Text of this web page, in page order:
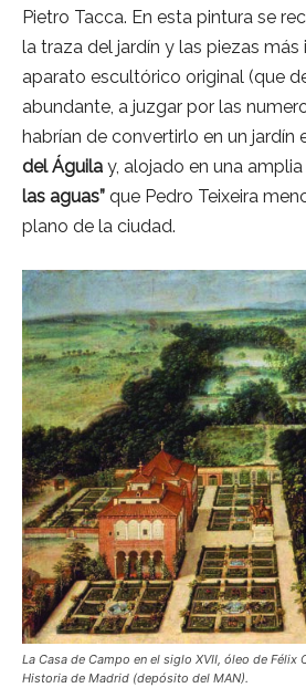
Pietro Tacca. En esta pintura se
la traza del jardín y las piezas
aparato escultórico original (que
abundante, a juzgar por las
habrían de convertirlo en un jardín
del Águila y, alojado en una
las aguas” que Pedro Teixeira
plano de la ciudad.
La Casa de Campo en el siglo XVII, óleo de Félix
Historia de Madrid (depósito del MAN).